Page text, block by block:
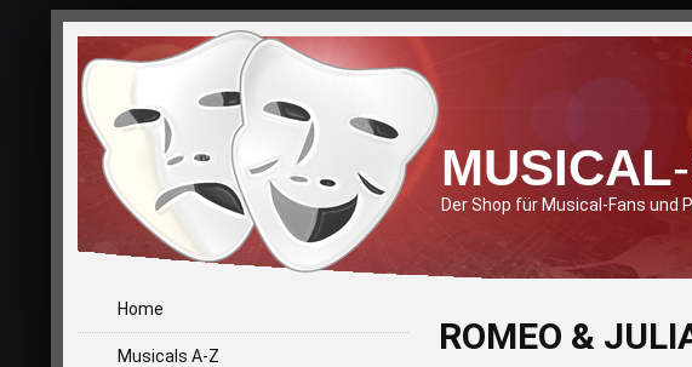
MUSICAL
Der Shop für Musical-Fans und
Home
Musicals A-Z ROMEO &